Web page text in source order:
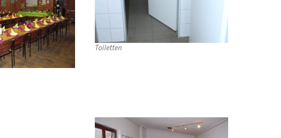
Toiletten